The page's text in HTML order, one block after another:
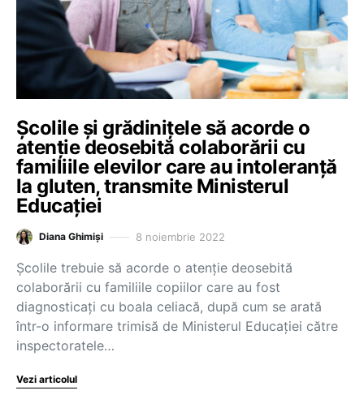
Școlile și grădinițele să acorde o
atenție deosebită colaborării cu
familiile elevilor care au intoleranță
la gluten, transmite Ministerul
Educației
Diana Ghimiși 8 noiembrie 2022
Școlile trebuie să acorde o atenție deosebită
colaborării cu familiile copiilor care au fost
diagnosticați cu boala celiacă, după cum se arată
într-o informare trimisă de Ministerul Educației către
inspectoratele…
Vezi articolul